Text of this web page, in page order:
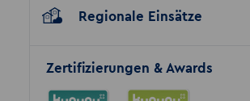
Regionale Einsätze
Zertifizierungen & Awards